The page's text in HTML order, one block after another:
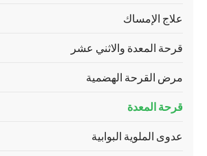
علاج الإمساك
قرحة المعدة والاثني عشر
مرض القرحة الهضمية
قرحة المعدة
عدوى الملوية البوابية